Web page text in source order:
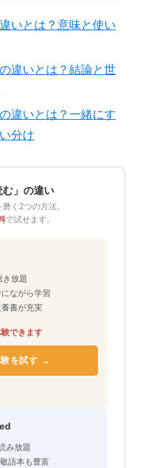
いとは？意味と使い
違いとは？結論と世
違いとは？一緒にす
分け
む」の違い
く2つの方法。
で試せます。
き放題
ながら学習
書が充実
できます
を試す →
み放題
語本も豊富